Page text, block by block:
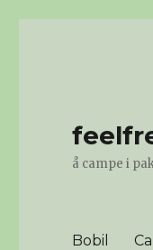
å campe i
Bobil